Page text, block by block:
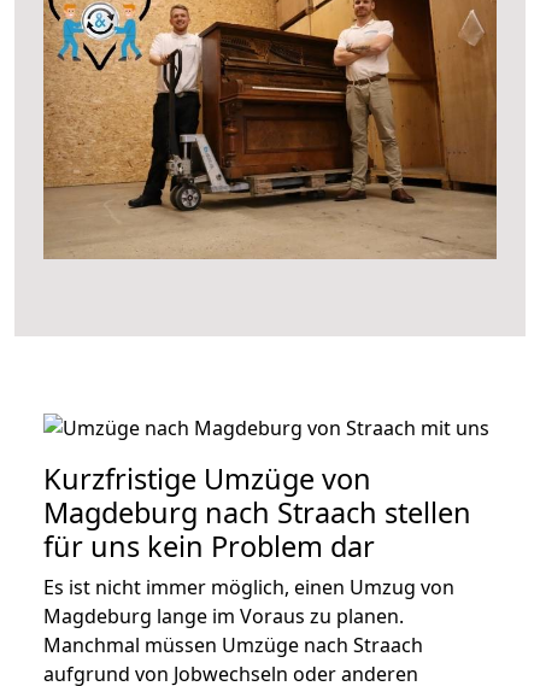
Kurzfristige Umzüge von
Magdeburg nach Straach stellen
für uns kein Problem dar
Es ist nicht immer möglich, einen Umzug von
Magdeburg lange im Voraus zu planen.
Manchmal müssen Umzüge nach Straach
aufgrund von Jobwechseln oder anderen